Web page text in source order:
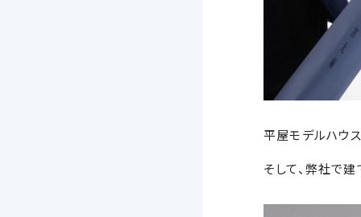
平屋モデルハウ
そして、弊社で